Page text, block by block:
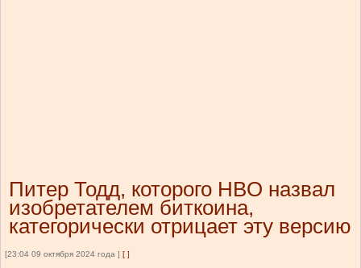
Питер Тодд, которого HBO назвал
изобретателем биткоина,
категорически отрицает эту версию
[23:04 09 октября 2024 года ] [ ]